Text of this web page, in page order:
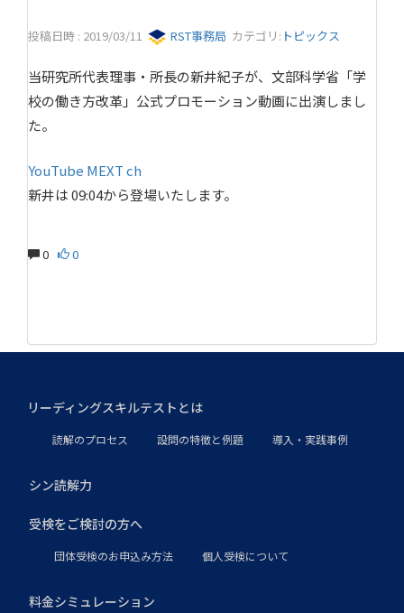
投稿日時 : 2019/03/11 RST事務局 カテゴリ: トピックス
当研究所代表理事・所長の新井紀子が、文部科学省「学
校の働き方改革」公式プロモーション動画に出演しまし
た。
YouTube MEXT ch
新井は 09:04から登場いたします。
0 0
リーディングスキルテストとは
読解のプロセス 設問の特徴と例題 導入・実践事例
シン読解力
受検をご検討の方へ
団体受検のお申込み方法 個人受検について
料金シミュレーション